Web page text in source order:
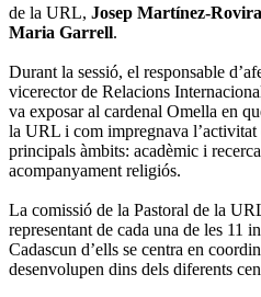
de la URL, Josep Martínez-Rovira
Maria Garrell.
Durant la sessió, el responsable
vicerector de Relacions
va exposar al cardenal Omella en
la URL i com impregnava l’activitat
principals àmbits: acadèmic i
acompanyament religiós.
La comissió de la Pastoral de la
representant de cada una de les 11
Cadascun d’ells se centra en
desenvolupen dins dels diferents